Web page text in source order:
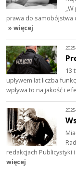
prawa do samobójstwa
» więcej
13
upływem lat liczba
wpływa to na jakość i
redakcjach Publicystyki
więcej